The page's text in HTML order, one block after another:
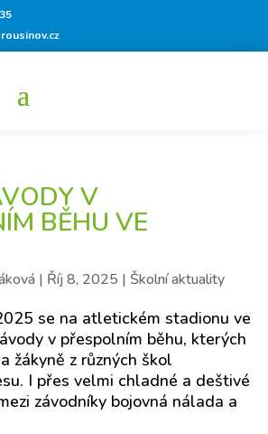
V
BĚHU VE
| Říj 8, 2025 | Školní aktuality
se na atletickém stadionu ve
v přespolním běhu, kterých
žákyně z různých škol
I přes velmi chladné a deštivé
závodníky bojovná nálada a